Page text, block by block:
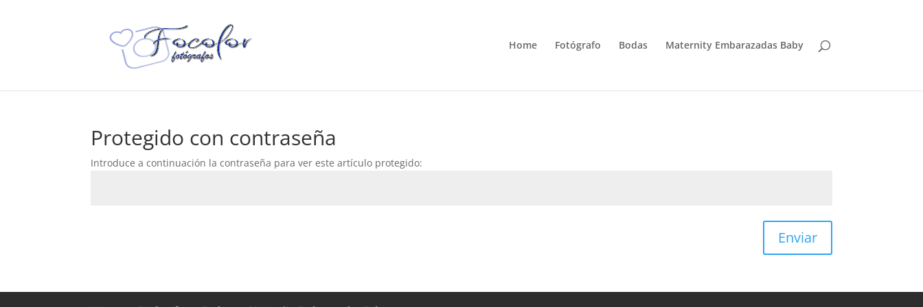
Home Fotógrafo Bodas Maternity Embarazadas Baby
Protegido con contraseña
Introduce a continuación la contraseña para ver este artículo protegido:
Enviar